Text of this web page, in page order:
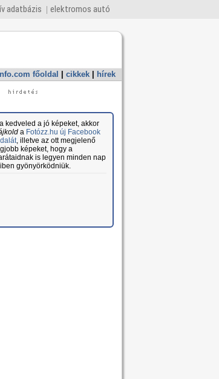
adatbázis elektromos autó
főoldal cikkek hírek
kedveled a jó képeket, akkor
a Fotózz.hu új Facebook
, illetve az ott megjelenő
képeket, hogy a
is legyen minden nap
gyönyörködniük.